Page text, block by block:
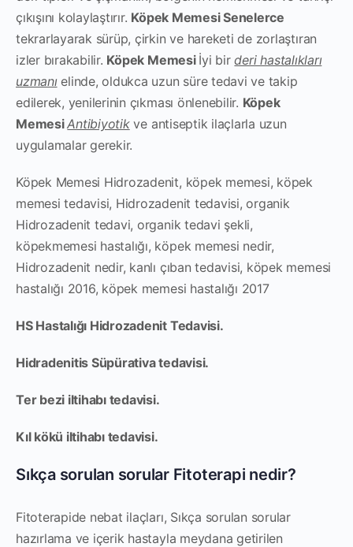
çıkışını kolaylaştırır. Köpek Memesi Senelerce
tekrarlayarak sürüp, çirkin ve hareketi de zorlaştıran
izler bırakabilir. Köpek Memesi İyi birderi hastalıkları
uzmanıelinde, oldukca uzun süre tedavi ve takip
edilerek, yenilerinin çıkması önlenebilir. Köpek
MemesiAntibiyotikve antiseptik ilaçlarla uzun
uygulamalar gerekir.
Köpek Memesi Hidrozadenit, köpek memesi, köpek
memesi tedavisi, Hidrozadenit tedavisi, organik
Hidrozadenit tedavi, organik tedavi şekli,
köpekmemesi hastalığı, köpek memesi nedir,
Hidrozadenit nedir, kanlı çıban tedavisi, köpek memesi
hastalığı 2016, köpek memesi hastalığı 2017
HS Hastalığı Hidrozadenit Tedavisi.
Hidradenitis Süpürativa tedavisi.
Ter bezi iltihabı tedavisi.
Kıl kökü iltihabı tedavisi.
Sıkça sorulan sorular Fitoterapi nedir?
Fitoterapide nebat ilaçları, Sıkça sorulan sorular
hazırlama ve içerik hastayla meydana getirilen